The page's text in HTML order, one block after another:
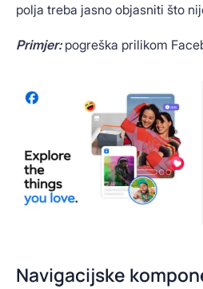
polja treba jasno objasniti što
Primjer:pogreška prilikom
Navigacijske